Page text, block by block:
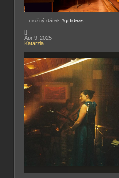
...možný dárek #giftideas
[]
Apr 9, 2025
Katarzia